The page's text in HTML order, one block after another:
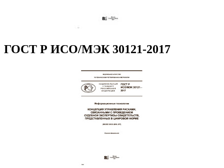
ГОСТ Р ИСО/МЭК 30121-2017